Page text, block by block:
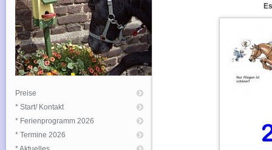
Preise
* Start/ Kontakt
* Ferienprogramm 2026
* Termine 2026